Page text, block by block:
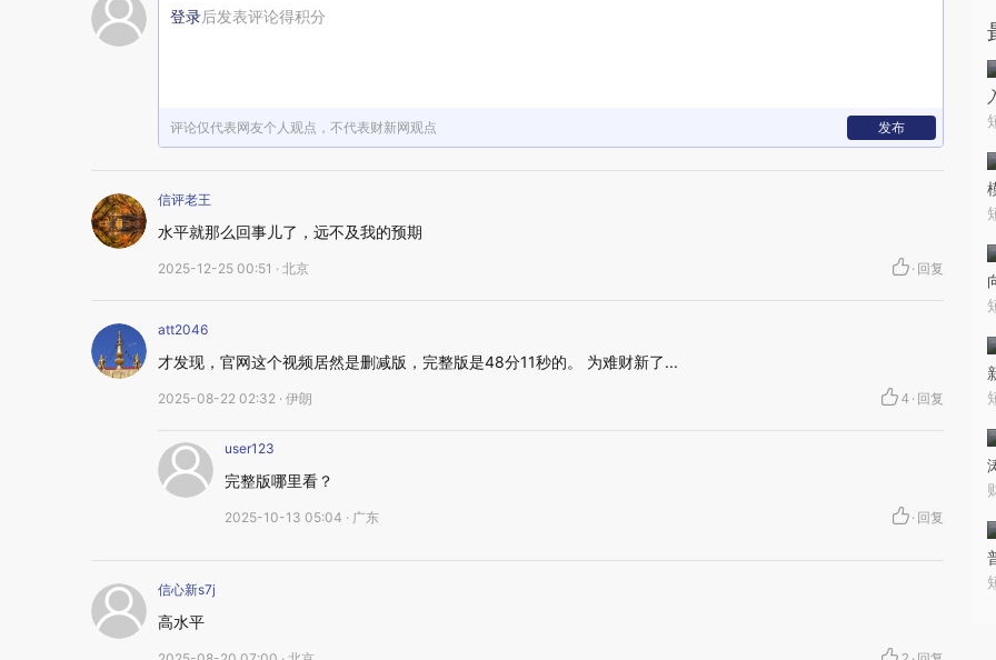
登录后发表评论得积分
评论仅代表网友个人观点，不代表财新网观点 发布
信评老王
水平就那么回事儿了，远不及我的预期
2025-12-25 00:51 · 北京 · 回复
att2046
才发现，官网这个视频居然是删减版，完整版是48分11秒的。 为难财新了...
2025-08-22 02:32 · 伊朗 4 · 回复
user123
完整版哪里看？
2025-10-13 05:04 · 广东 · 回复
信心新s7j
高水平